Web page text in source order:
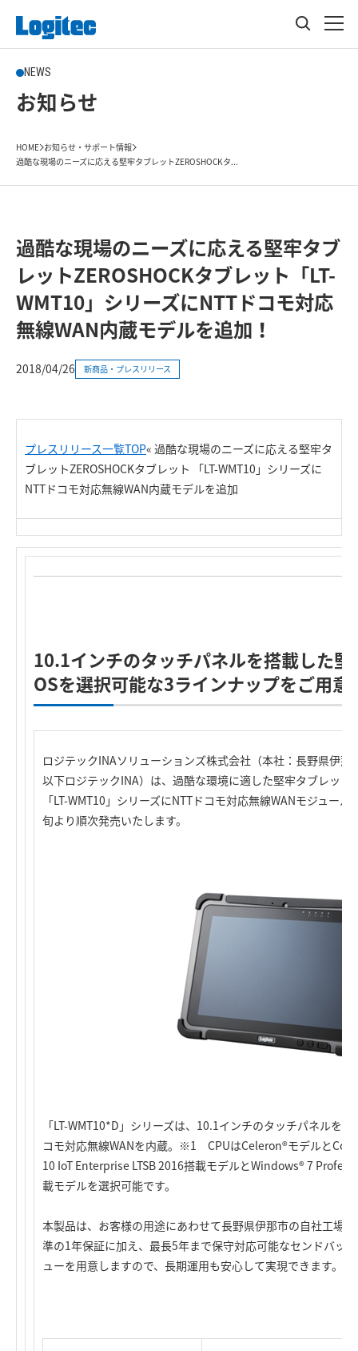
NEWS
お知らせ
HOME お知らせ・サポート情報
過酷な現場のニーズに応える堅牢タブレットZEROSHOCKタ...
過酷な現場のニーズに応える堅牢タブ
レットZEROSHOCKタブレット「LT-
WMT10」シリーズにNTTドコモ対応
無線WAN内蔵モデルを追加！
2018/04/26 新商品・プレスリリース
プレスリリース一覧TOP« 過酷な現場のニーズに応える堅牢タ
ブレットZEROSHOCKタブレット 「LT-WMT10」シリーズに
NTTドコモ対応無線WAN内蔵モデルを追加
10.1インチのタッチパネルを搭載した
OSを選択可能な3ラインナップをご用意
ロジテックINAソリューションズ株式会社（本社：長野県伊
以下ロジテックINA）は、過酷な環境に適した堅牢タブレット
「LT-WMT10」シリーズにNTTドコモ対応無線WANモジュー
旬より順次発売いたします。
「LT-WMT10*D」シリーズは、10.1インチのタッチパネルを
コモ対応無線WANを内蔵。※1 CPUはCeleron®モデルと
10 IoT Enterprise LTSB 2016搭載モデルとWindows® 7
載モデルを選択可能です。
本製品は、お客様の用途にあわせて長野県伊那市の自社工場
準の1年保証に加え、最長5年まで保守対応可能なセンドバッ
ューを用意しますので、長期運用も安心して実現できます。